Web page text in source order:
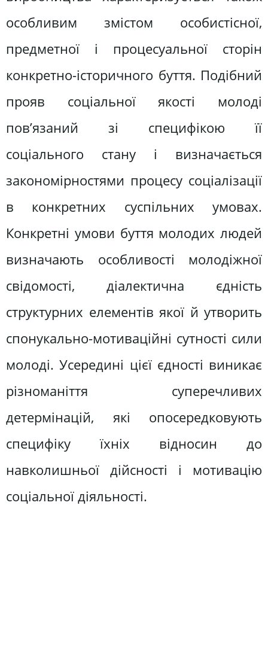
особливим змістом особистісної,
предметної і процесуальної сторін
конкретно-історичного буття. Подібний
прояв соціальної якості молоді
пов’язаний зі специфікою її
соціального стану і визначається
закономірностями процесу соціалізації
в конкретних суспільних умовах.
Конкретні умови буття молодих людей
визначають особливості молодіжної
свідомості, діалектична єдність
структурних елементів якої й утворить
спонукально-мотиваційні сутності сили
молоді. Усередині цієї єдності виникає
різноманіття суперечливих
детермінацій, які опосередковують
специфіку їхніх відносин до
навколишньої дійсності і мотивацію
соціальної діяльності.